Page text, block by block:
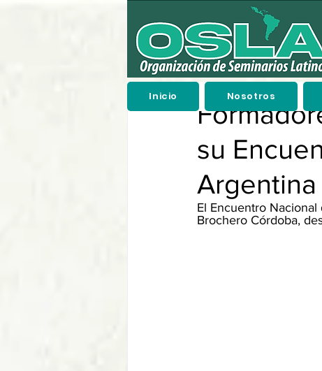
su
Argentina
El Encuentro
Brochero Córdoba,
Inicio Nosotros